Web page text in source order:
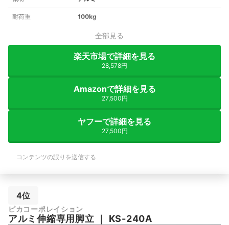
耐荷重 100kg
全部見る
楽天市場で詳細を見る
28,578円
Amazonで詳細を見る
27,500円
ヤフーで詳細を見る
27,500円
コンテンツの誤りを送信する
4位
ピカコーポレイション
アルミ伸縮専用脚立 KS-240A